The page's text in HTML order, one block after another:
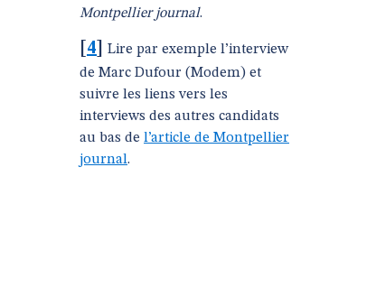
Montpellier journal.
4
Lire par exemple l’interview
de Marc Dufour (Modem) et
suivre les liens vers les
interviews des autres candidats
au bas de l’article de Montpellier
journal.